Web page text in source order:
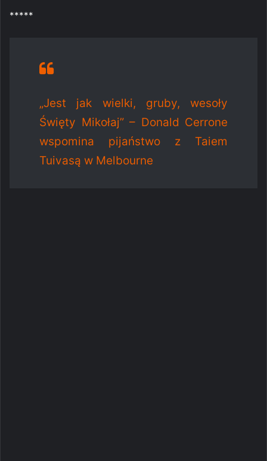
*****
„Jest jak wielki, gruby, wesoły
Święty Mikołaj” – Donald Cerrone
wspomina pijaństwo z Taiem
Tuivasą w Melbourne